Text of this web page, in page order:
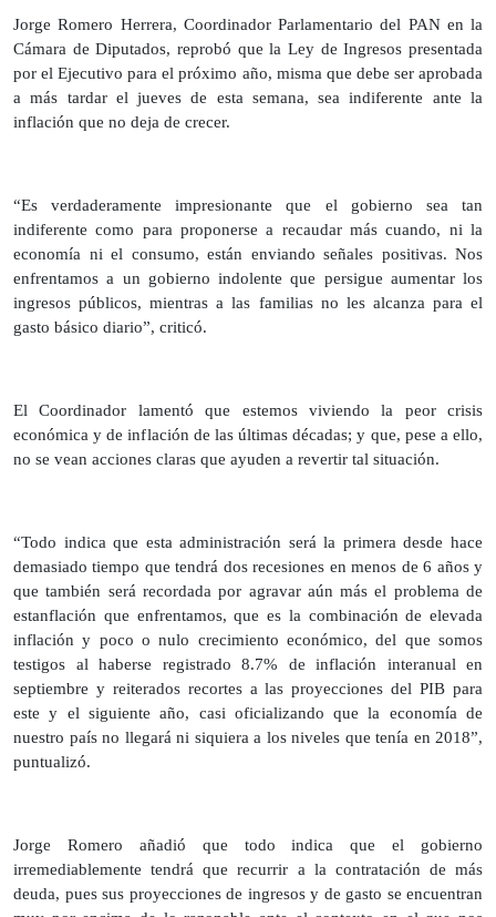
Jorge Romero Herrera, Coordinador Parlamentario del PAN en la
Cámara de Diputados, reprobó que la Ley de Ingresos presentada
por el Ejecutivo para el próximo año, misma que debe ser aprobada
a más tardar el jueves de esta semana, sea indiferente ante la
inflación que no deja de crecer.
“Es verdaderamente impresionante que el gobierno sea tan
indiferente como para proponerse a recaudar más cuando, ni la
economía ni el consumo, están enviando señales positivas. Nos
enfrentamos a un gobierno indolente que persigue aumentar los
ingresos públicos, mientras a las familias no les alcanza para el
gasto básico diario”, criticó.
El Coordinador lamentó que estemos viviendo la peor crisis
económica y de inflación de las últimas décadas; y que, pese a ello,
no se vean acciones claras que ayuden a revertir tal situación.
“Todo indica que esta administración será la primera desde hace
demasiado tiempo que tendrá dos recesiones en menos de 6 años y
que también será recordada por agravar aún más el problema de
estanflación que enfrentamos, que es la combinación de elevada
inflación y poco o nulo crecimiento económico, del que somos
testigos al haberse registrado 8.7% de inflación interanual en
septiembre y reiterados recortes a las proyecciones del PIB para
este y el siguiente año, casi oficializando que la economía de
nuestro país no llegará ni siquiera a los niveles que tenía en 2018”,
puntualizó.
Jorge Romero añadió que todo indica que el gobierno
irremediablemente tendrá que recurrir a la contratación de más
deuda, pues sus proyecciones de ingresos y de gasto se encuentran